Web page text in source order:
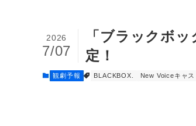
「ブラックボ
定！
2026
7/07
観劇予報 BLACKBOX. New Voiceキャス